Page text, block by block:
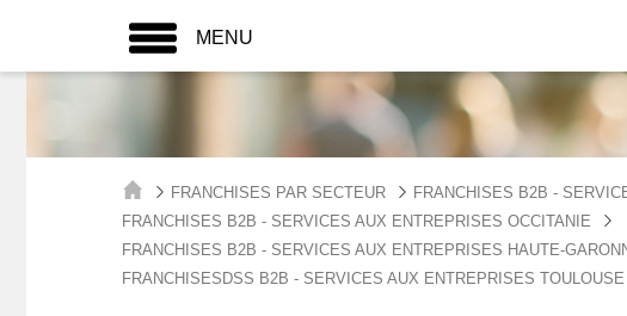
MENU
FRANCHISES PAR SECTEUR
FRANCHISES B2B -
FRANCHISES B2B - SERVICES AUX ENTREPRISES OCCITANIE
FRANCHISES B2B - SERVICES AUX ENTREPRISES HAUTE-
FRANCHISESDSS B2B - SERVICES AUX ENTREPRISES TOULOUSE